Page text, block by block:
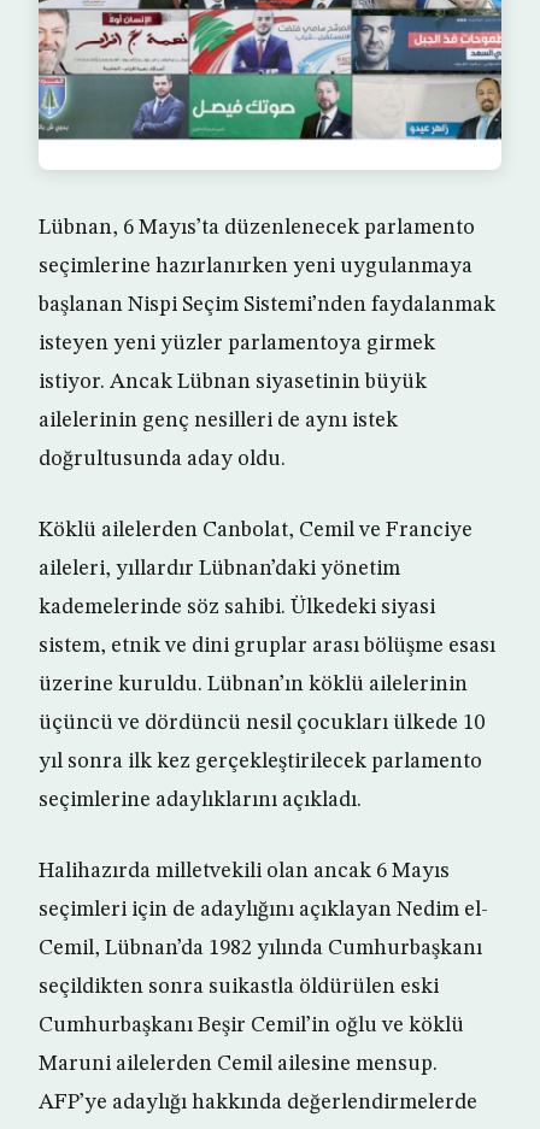
Lübnan, 6 Mayıs’ta düzenlenecek parlamento
seçimlerine hazırlanırken yeni uygulanmaya
başlanan Nispi Seçim Sistemi’nden faydalanmak
isteyen yeni yüzler parlamentoya girmek
istiyor. Ancak Lübnan siyasetinin büyük
ailelerinin genç nesilleri de aynı istek
doğrultusunda aday oldu.
Köklü ailelerden Canbolat, Cemil ve Franciye
aileleri, yıllardır Lübnan’daki yönetim
kademelerinde söz sahibi. Ülkedeki siyasi
sistem, etnik ve dini gruplar arası bölüşme esası
üzerine kuruldu. Lübnan’ın köklü ailelerinin
üçüncü ve dördüncü nesil çocukları ülkede 10
yıl sonra ilk kez gerçekleştirilecek parlamento
seçimlerine adaylıklarını açıkladı.
Halihazırda milletvekili olan ancak 6 Mayıs
seçimleri için de adaylığını açıklayan Nedim el-
Cemil, Lübnan’da 1982 yılında Cumhurbaşkanı
seçildikten sonra suikastla öldürülen eski
Cumhurbaşkanı Beşir Cemil’in oğlu ve köklü
Maruni ailelerden Cemil ailesine mensup.
AFP’ye adaylığı hakkında değerlendirmelerde